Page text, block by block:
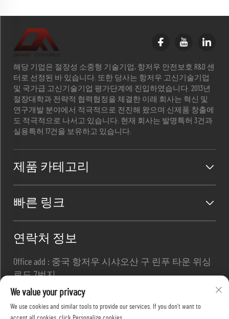
해당 기업은 절장성 소중형 기술기업, 항저우 안전보호 R&D 센
터로 선정된 바 있습니다. 또한 당사는 항저우 고신기술기업
및 국가급 고신기술기업 평가단계에 진입하였습니다. 2013년
절장대학과 전략적 협력협정을 체결한 이래 회사는 혁신 및
연구개발 분야에서 적극적으로 전진해 왔으며 신제품 창출에
도 적극적으로 나서고 있습니다. 현재 회사는 발명특허 3건과
실용특허 17건을 보유하고 있습니다.
제품 카테고리
빠른 링크
연락처 정보
Office add : 중국 항저우 시샤오산 구 린푸 타운 위싱
로드 7번지
이메일 :[email protected]
전화번호 :
+86-13967169961
We value your privacy
We use cookies and similar tools to provide our services. If you don't want to